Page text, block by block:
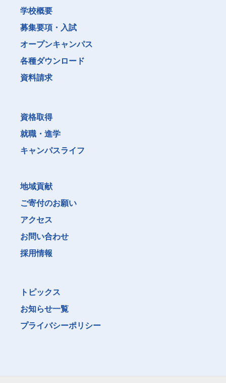
学校概要
募集要項・入試
オープンキャンパス
各種ダウンロード
資料請求
資格取得
就職・進学
キャンパスライフ
地域貢献
ご寄付のお願い
アクセス
お問い合わせ
採用情報
トピックス
お知らせ一覧
プライバシーポリシー